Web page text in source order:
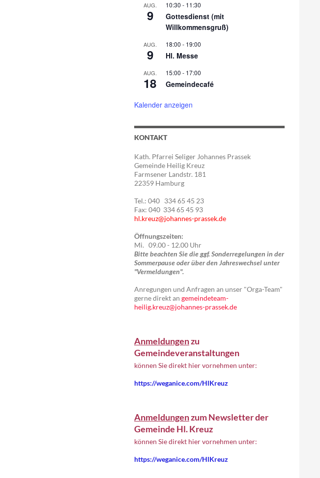
AUG.
9
10:30 - 11:30
Gottesdienst (mit
Willkommensgruß)
AUG.
9
18:00 - 19:00
Hl. Messe
AUG.
18
15:00 - 17:00
Gemeindecafé
Kalender anzeigen
KONTAKT
Kath. Pfarrei Seliger Johannes Prassek
Gemeinde Heilig Kreuz
Farmsener Landstr. 181
22359 Hamburg
Tel.: 040 334 65 45 23
Fax: 040 334 65 45 93
hl.kreuz@johannes-prassek.de
Öffnungszeiten:
Mi. 09.00 - 12.00 Uhr
Bitte beachten Sie die ggf. Sonderregelungen in der
Sommerpause oder über den Jahreswechsel unter
"Vermeldungen".
Anregungen und Anfragen an unser "Orga-Team"
gerne direkt an gemeindeteam-
heilig.kreuz@johannes-prassek.de
Anmeldungenzu
Gemeindeveranstaltungen
können Sie direkt hier vornehmen unter:
https://weganice.com/HlKreuz
Anmeldungenzum Newsletter der
Gemeinde Hl. Kreuz
können Sie direkt hier vornehmen unter:
https://weganice.com/HlKreuz